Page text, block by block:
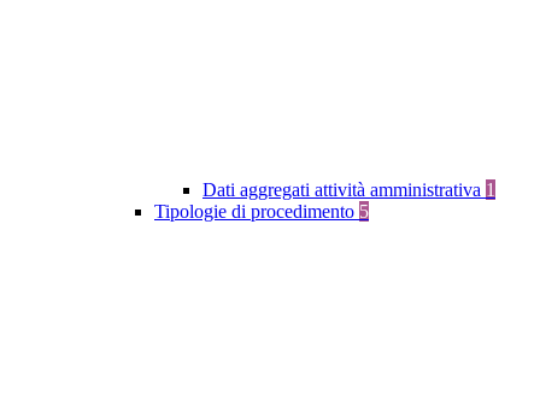
Dati aggregati attività amministrativa 1
Tipologie di procedimento 5